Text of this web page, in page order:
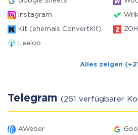
Instagram
Kit (ehemals ConvertKit)
Leeloo
Alles zeigen
Telegram (261 verfügbarer
AWeber